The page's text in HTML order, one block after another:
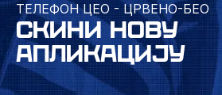
ТЕЛЕФОН ЦЕО - ЦРВЕНО-БЕО
СКИНИ НОВУ
АПЛИКАЦИЈУ